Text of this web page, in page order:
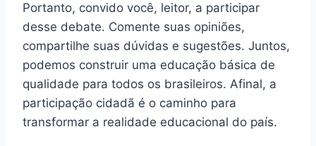
Portanto, convido você, leitor, a participar
desse debate. Comente suas opiniões,
compartilhe suas dúvidas e sugestões. Juntos,
podemos construir uma educação básica de
qualidade para todos os brasileiros. Afinal, a
participação cidadã é o caminho para
transformar a realidade educacional do país.